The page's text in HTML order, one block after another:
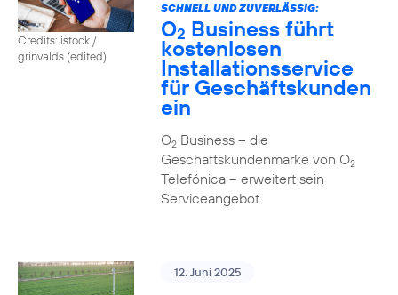
Credits: istock /
grinvalds (edited)
SCHNELL UND ZUVERLÄSSIG:
O2 Business führt
kostenlosen
Installationsservice
für Geschäftskunden
ein
O2Business – die
Geschäftskundenmarke von O2
Telefónica – erweitert sein
Serviceangebot.
12. Juni 2025